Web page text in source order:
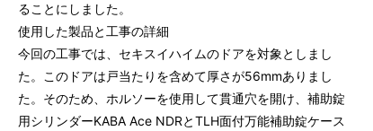
ることにしました。
使用した製品と工事の詳細
今回の工事では、セキスイハイムのドアを対象としまし
た。このドアは戸当たりを含めて厚さが56mmありまし
た。そのため、ホルソーを使用して貫通穴を開け、補助錠
用シリンダーKABA Ace NDRとTLH面付万能補助錠ケース